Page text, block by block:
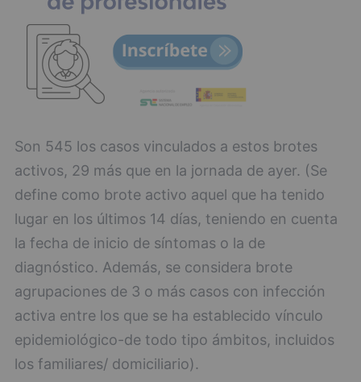
Son 545 los casos vinculados a estos brotes
activos, 29 más que en la jornada de ayer. (Se
define como brote activo aquel que ha tenido
lugar en los últimos 14 días, teniendo en cuenta
la fecha de inicio de síntomas o la de
diagnóstico. Además, se considera brote
agrupaciones de 3 o más casos con infección
activa entre los que se ha establecido vínculo
epidemiológico-de todo tipo ámbitos, incluidos
los familiares/ domiciliario).